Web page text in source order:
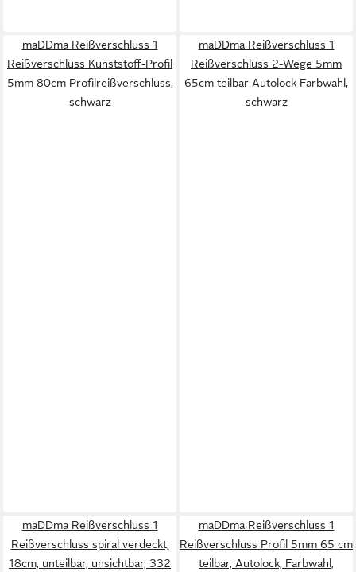
maDDma Reißverschluss 1
Reißverschluss Kunststoff-Profil
5mm 80cm Profilreißverschluss,
schwarz
maDDma Reißverschluss 1
Reißverschluss 2-Wege 5mm
65cm teilbar Autolock Farbwahl,
schwarz
maDDma Reißverschluss 1
Reißverschluss spiral verdeckt,
18cm, unteilbar, unsichtbar, 332
maDDma Reißverschluss 1
Reißverschluss Profil 5mm 65 cm
teilbar, Autolock, Farbwahl,